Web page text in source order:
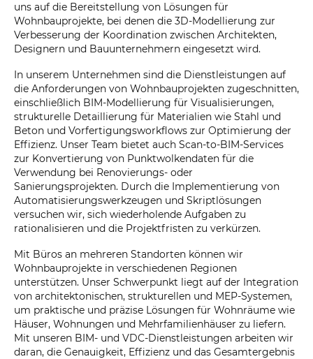
uns auf die Bereitstellung von Lösungen für
Wohnbauprojekte, bei denen die 3D-Modellierung zur
Verbesserung der Koordination zwischen Architekten,
Designern und Bauunternehmern eingesetzt wird.
In unserem Unternehmen sind die Dienstleistungen auf
die Anforderungen von Wohnbauprojekten zugeschnitten,
einschließlich BIM-Modellierung für Visualisierungen,
strukturelle Detaillierung für Materialien wie Stahl und
Beton und Vorfertigungsworkflows zur Optimierung der
Effizienz. Unser Team bietet auch Scan-to-BIM-Services
zur Konvertierung von Punktwolkendaten für die
Verwendung bei Renovierungs- oder
Sanierungsprojekten. Durch die Implementierung von
Automatisierungswerkzeugen und Skriptlösungen
versuchen wir, sich wiederholende Aufgaben zu
rationalisieren und die Projektfristen zu verkürzen.
Mit Büros an mehreren Standorten können wir
Wohnbauprojekte in verschiedenen Regionen
unterstützen. Unser Schwerpunkt liegt auf der Integration
von architektonischen, strukturellen und MEP-Systemen,
um praktische und präzise Lösungen für Wohnräume wie
Häuser, Wohnungen und Mehrfamilienhäuser zu liefern.
Mit unseren BIM- und VDC-Dienstleistungen arbeiten wir
daran, die Genauigkeit, Effizienz und das Gesamtergebnis